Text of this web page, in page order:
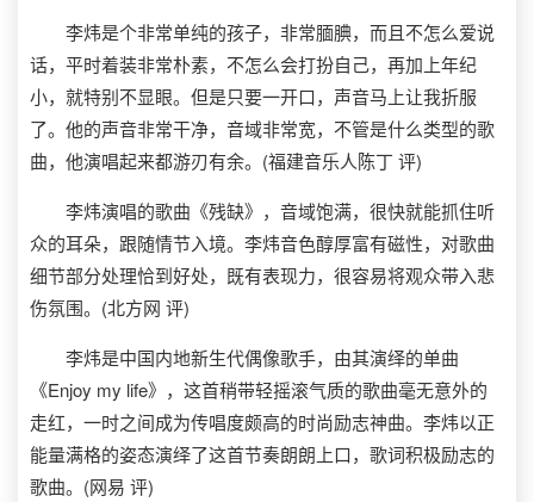
李炜是个非常单纯的孩子，非常腼腆，而且不怎么爱说
话，平时着装非常朴素，不怎么会打扮自己，再加上年纪
小，就特别不显眼。但是只要一开口，声音马上让我折服
了。他的声音非常干净，音域非常宽，不管是什么类型的歌
曲，他演唱起来都游刃有余。(福建音乐人陈丁 评)
李炜演唱的歌曲《残缺》，音域饱满，很快就能抓住听
众的耳朵，跟随情节入境。李炜音色醇厚富有磁性，对歌曲
细节部分处理恰到好处，既有表现力，很容易将观众带入悲
伤氛围。(北方网 评)
李炜是中国内地新生代偶像歌手，由其演绎的单曲
《Enjoy my life》，这首稍带轻摇滚气质的歌曲毫无意外的
走红，一时之间成为传唱度颇高的时尚励志神曲。李炜以正
能量满格的姿态演绎了这首节奏朗朗上口，歌词积极励志的
歌曲。(网易 评)